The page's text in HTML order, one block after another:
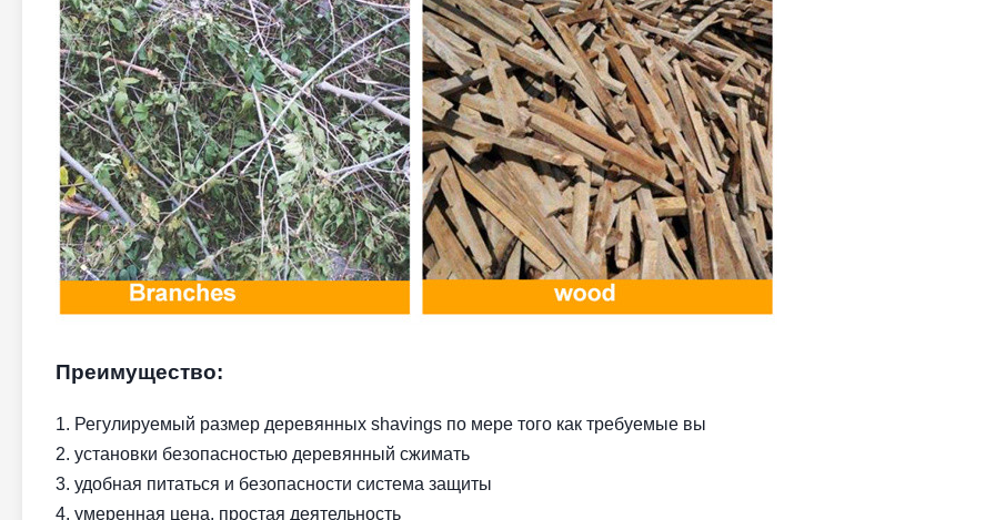
Преимущество:
1. Регулируемый размер деревянных shavings по мере того как требуемые вы
2. установки безопасностью деревянный сжимать
3. удобная питаться и безопасности система защиты
4. умеренная цена, простая деятельность